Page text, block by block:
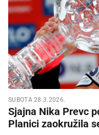
SUBOTA 28.3.2026.
Sjajna Nika Prevc
Planici zaokružila